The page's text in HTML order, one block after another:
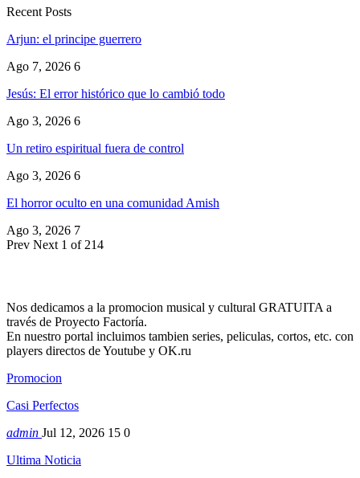
Recent Posts
Arjun: el principe guerrero
Ago 7, 2026 6
Jesús: El error histórico que lo cambió todo
Ago 3, 2026 6
Un retiro espiritual fuera de control
Ago 3, 2026 6
El horror oculto en una comunidad Amish
Ago 3, 2026 7
Prev Next 1 of 214
Nos dedicamos a la promocion musical y cultural GRATUITA a
través de Proyecto Factoría.
En nuestro portal incluimos tambien series, peliculas, cortos, etc. con
players directos de Youtube y OK.ru
Promocion
Casi Perfectos
admin Jul 12, 2026 15 0
Ultima Noticia